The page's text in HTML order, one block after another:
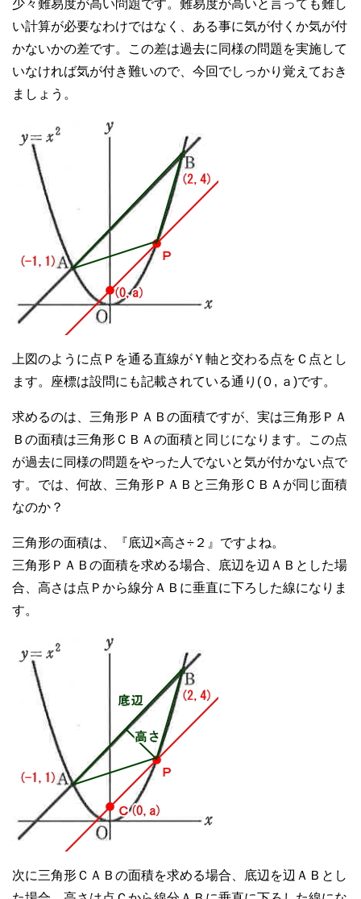
少々難易度が高い問題です。難易度が高いと言っても難し
い計算が必要なわけではなく、ある事に気が付くか気が付
かないかの差です。この差は過去に同様の問題を実施して
いなければ気が付き難いので、今回でしっかり覚えておき
ましょう。
上図のように点Ｐを通る直線がＹ軸と交わる点をＣ点とし
ます。座標は設問にも記載されている通り(０, ａ)です。
求めるのは、三角形ＰＡＢの面積ですが、実は三角形ＰＡ
Ｂの面積は三角形ＣＢＡの面積と同じになります。この点
が過去に同様の問題をやった人でないと気が付かない点で
す。では、何故、三角形ＰＡＢと三角形ＣＢＡが同じ面積
なのか？
三角形の面積は、『底辺×高さ÷２』ですよね。
三角形ＰＡＢの面積を求める場合、底辺を辺ＡＢとした場
合、高さは点Ｐから線分ＡＢに垂直に下ろした線になりま
す。
次に三角形ＣＡＢの面積を求める場合、底辺を辺ＡＢとし